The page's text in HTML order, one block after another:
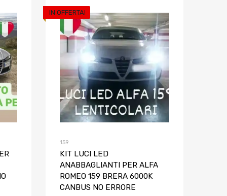
Aggiungi ai preferiti
Aggiungi al confronto
IN OFFERTA!
159
KIT LUCI LED
ANABBAGLIANTI PER ALFA
ROMEO 159 BRERA 6000K
CANBUS NO ERRORE